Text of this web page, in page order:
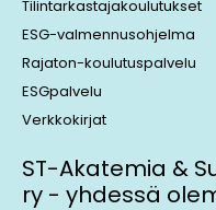
Tilintarkastajakoulutukset
ESG-valmennusohjelma
Rajaton-koulutuspalvelu
ESGpalvelu
Verkkokirjat
ST-Akatemia &
ry - yhdessä